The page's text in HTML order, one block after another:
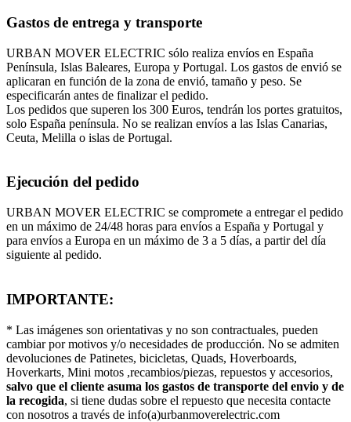
Gastos de entrega y transporte
URBAN MOVER ELECTRIC sólo realiza envíos en España
Península, Islas Baleares, Europa y Portugal. Los gastos de envió se
aplicaran en función de la zona de envió, tamaño y peso. Se
especificarán antes de finalizar el pedido.
Los pedidos que superen los 300 Euros, tendrán los portes gratuitos,
solo España península. No se realizan envíos a las Islas Canarias,
Ceuta, Melilla o islas de Portugal.
Ejecución del pedido
URBAN MOVER ELECTRIC se compromete a entregar el pedido
en un máximo de 24/48 horas para envíos a España y Portugal y
para envíos a Europa en un máximo de 3 a 5 días, a partir del día
siguiente al pedido.
IMPORTANTE:
* Las imágenes son orientativas y no son contractuales, pueden
cambiar por motivos y/o necesidades de producción. No se admiten
devoluciones de Patinetes, bicicletas, Quads, Hoverboards,
Hoverkarts, Mini motos ,recambios/piezas, repuestos y accesorios,
salvo que el cliente asuma los gastos de transporte del envio y de
la recogida, si tiene dudas sobre el repuesto que necesita contacte
con nosotros a través de info(a)urbanmoverelectric.com